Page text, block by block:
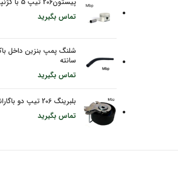
تماس بگیرید
سانته
تماس بگیرید
بلبرینگ 206 تیپ دو باگارانتی
تماس بگیرید